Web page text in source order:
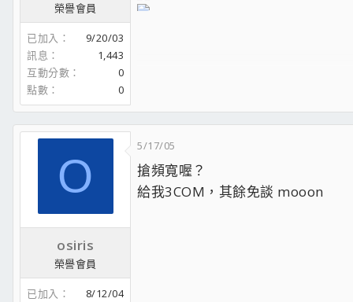
榮譽會員
已加入
9/20/03
訊息
1,443
互動分數
0
點數
0
O
osiris
榮譽會員
已加入
8/12/04
5/17/05
搶頻寬喔？
給我3COM，其餘免談 mooon